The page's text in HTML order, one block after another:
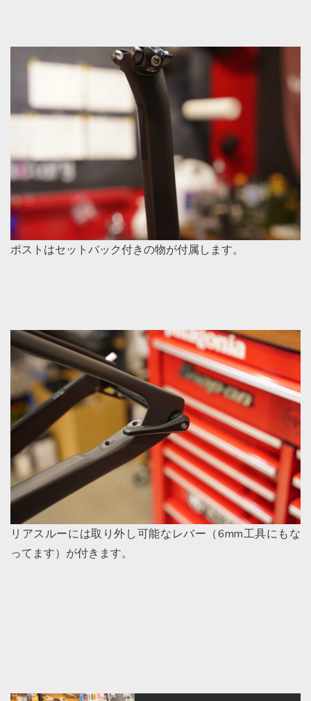
ポストはセットバック付きの物が付属します。
リアスルーには取り外し可能なレバー（6mm工具にもな
ってます）が付きます。